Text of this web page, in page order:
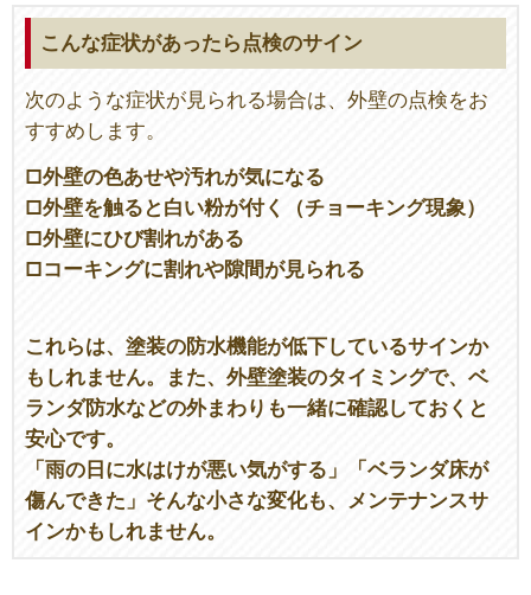
こんな症状があったら点検のサイン
次のような症状が見られる場合は、外壁の点検をお
すすめします。
□外壁の色あせや汚れが気になる
□外壁を触ると白い粉が付く（チョーキング現象）
□外壁にひび割れがある
□コーキングに割れや隙間が見られる
これらは、塗装の防水機能が低下しているサインか
もしれません。また、外壁塗装のタイミングで、ベ
ランダ防水などの外まわりも一緒に確認しておくと
安心です。
「雨の日に水はけが悪い気がする」「ベランダ床が
傷んできた」そんな小さな変化も、メンテナンスサ
インかもしれません。